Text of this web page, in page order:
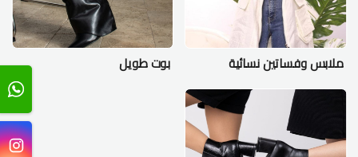
ملابس وفساتين نسائية بوت طويل